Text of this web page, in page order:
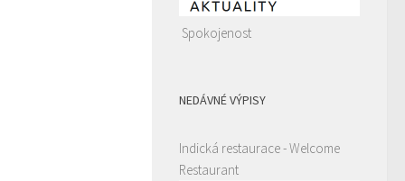
Spokojenost
NEDÁVNÉ VÝPISY
Indická restaurace - Welcome
Restaurant